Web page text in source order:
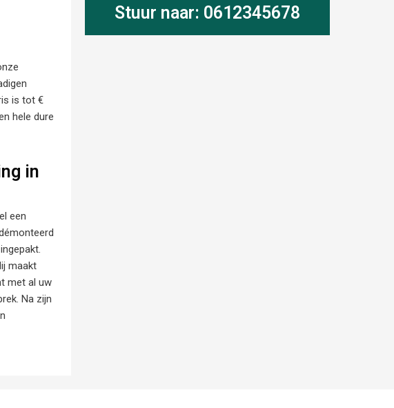
is tot €
hele dure
in
een
maakt
met al uw
Na zijn
Stuur naar: 0612345678